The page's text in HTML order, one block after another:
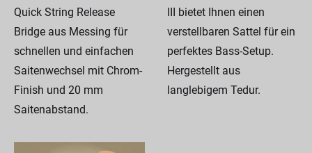
Quick String Release
Bridge aus Messing für
schnellen und einfachen
Saitenwechsel mit Chrom-
Finish und 20 mm
Saitenabstand.
III bietet Ihnen einen
verstellbaren Sattel für ein
perfektes Bass-Setup.
Hergestellt aus
langlebigem Tedur.